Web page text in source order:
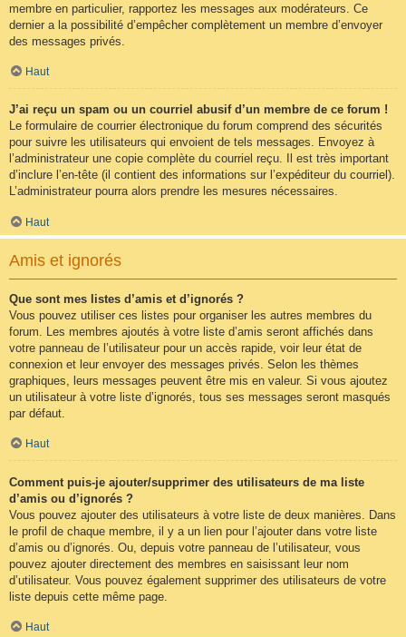
membre en particulier, rapportez les messages aux modérateurs. Ce
dernier a la possibilité d’empêcher complètement un membre d’envoyer
des messages privés.
Haut
J’ai reçu un spam ou un courriel abusif d’un membre de ce forum !
Le formulaire de courrier électronique du forum comprend des sécurités
pour suivre les utilisateurs qui envoient de tels messages. Envoyez à
l’administrateur une copie complète du courriel reçu. Il est très important
d’inclure l’en-tête (il contient des informations sur l’expéditeur du courriel).
L’administrateur pourra alors prendre les mesures nécessaires.
Haut
Amis et ignorés
Que sont mes listes d’amis et d’ignorés ?
Vous pouvez utiliser ces listes pour organiser les autres membres du
forum. Les membres ajoutés à votre liste d’amis seront affichés dans
votre panneau de l’utilisateur pour un accès rapide, voir leur état de
connexion et leur envoyer des messages privés. Selon les thèmes
graphiques, leurs messages peuvent être mis en valeur. Si vous ajoutez
un utilisateur à votre liste d’ignorés, tous ses messages seront masqués
par défaut.
Haut
Comment puis-je ajouter/supprimer des utilisateurs de ma liste
d’amis ou d’ignorés ?
Vous pouvez ajouter des utilisateurs à votre liste de deux manières. Dans
le profil de chaque membre, il y a un lien pour l’ajouter dans votre liste
d’amis ou d’ignorés. Ou, depuis votre panneau de l’utilisateur, vous
pouvez ajouter directement des membres en saisissant leur nom
d’utilisateur. Vous pouvez également supprimer des utilisateurs de votre
liste depuis cette même page.
Haut